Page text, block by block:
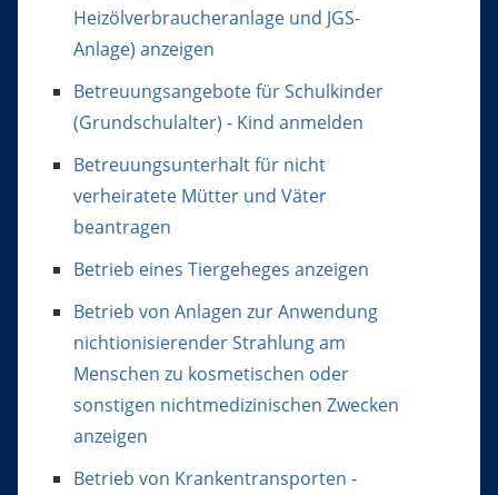
Heizölverbraucheranlage und JGS-
Anlage) anzeigen
Betreuungsangebote für Schulkinder
(Grundschulalter) - Kind anmelden
Betreuungsunterhalt für nicht
verheiratete Mütter und Väter
beantragen
Betrieb eines Tiergeheges anzeigen
Betrieb von Anlagen zur Anwendung
nichtionisierender Strahlung am
Menschen zu kosmetischen oder
sonstigen nichtmedizinischen Zwecken
anzeigen
Betrieb von Krankentransporten -